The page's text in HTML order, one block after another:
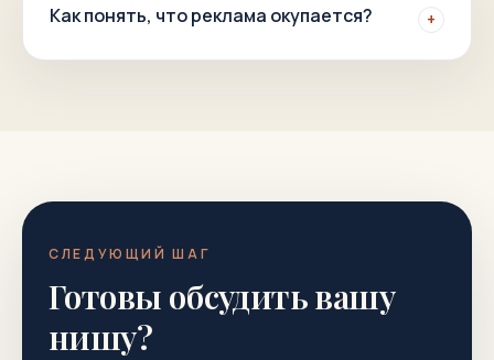
Как понять, что реклама окупается? +
СЛЕДУЮЩИЙ ШАГ
Готовы обсудить вашу
нишу?